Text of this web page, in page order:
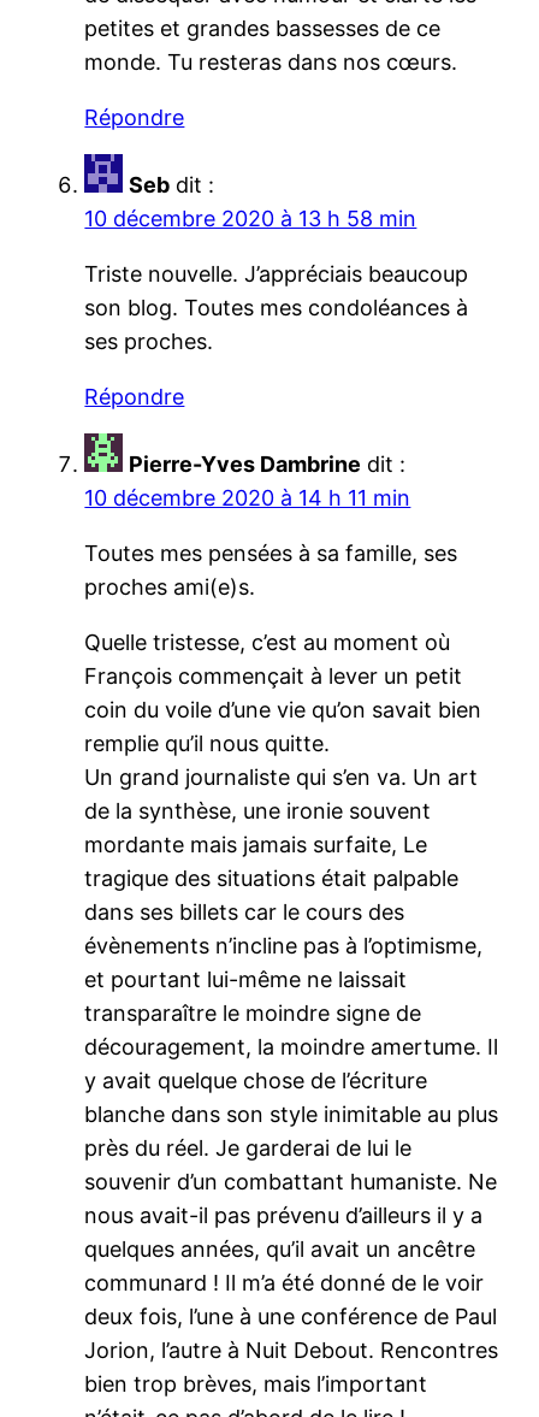
petites et grandes bassesses de ce
monde. Tu resteras dans nos cœurs.
Répondre
Seb dit :
10 décembre 2020 à 13 h 58 min
Triste nouvelle. J’appréciais beaucoup
son blog. Toutes mes condoléances à
ses proches.
Répondre
Pierre-Yves Dambrine dit :
10 décembre 2020 à 14 h 11 min
Toutes mes pensées à sa famille, ses
proches ami(e)s.
Quelle tristesse, c’est au moment où
François commençait à lever un petit
coin du voile d’une vie qu’on savait bien
remplie qu’il nous quitte.
Un grand journaliste qui s’en va. Un art
de la synthèse, une ironie souvent
mordante mais jamais surfaite, Le
tragique des situations était palpable
dans ses billets car le cours des
évènements n’incline pas à l’optimisme,
et pourtant lui-même ne laissait
transparaître le moindre signe de
découragement, la moindre amertume. Il
y avait quelque chose de l’écriture
blanche dans son style inimitable au plus
près du réel. Je garderai de lui le
souvenir d’un combattant humaniste. Ne
nous avait-il pas prévenu d’ailleurs il y a
quelques années, qu’il avait un ancêtre
communard ! Il m’a été donné de le voir
deux fois, l’une à une conférence de Paul
Jorion, l’autre à Nuit Debout. Rencontres
bien trop brèves, mais l’important